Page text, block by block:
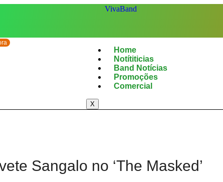
Home
Notítiticias
Band Notícias
Promoções
Comercial
X
Sangalo no ‘The Masked’